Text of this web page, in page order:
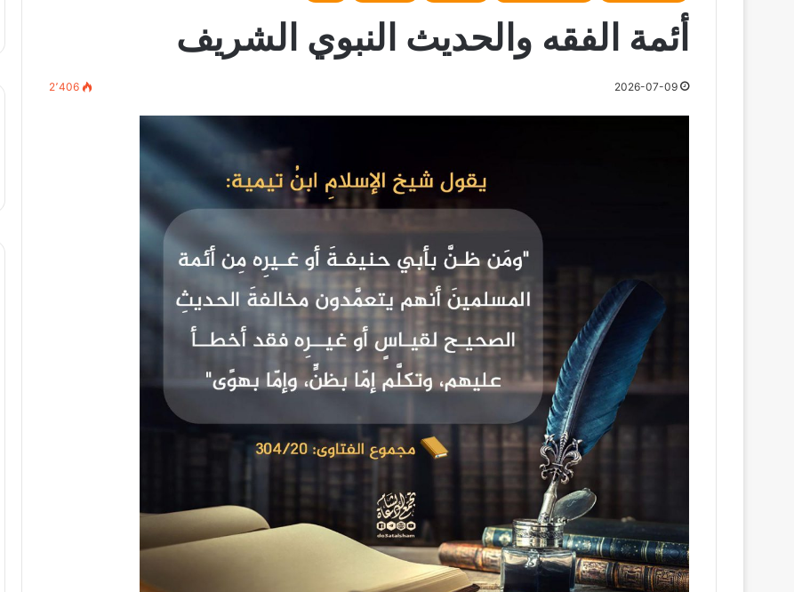
أئمة الفقه والحديث النبوي الشريف
2026-07-09 2٬406